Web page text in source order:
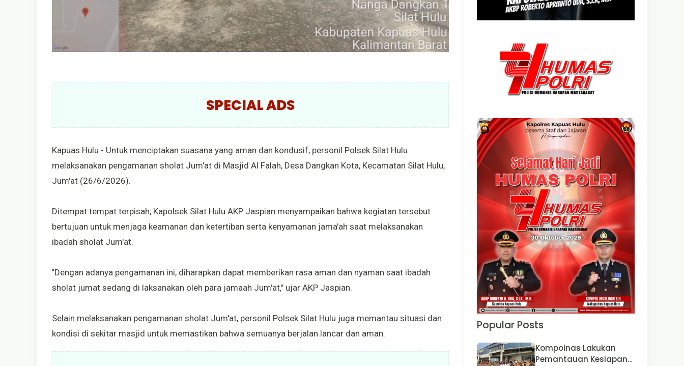
SPECIAL ADS
Kapuas Hulu - Untuk menciptakan suasana yang aman dan kondusif, personil Polsek Silat Hulu
melaksanakan pengamanan sholat Jum'at di Masjid Al Falah, Desa Dangkan Kota, Kecamatan Silat Hulu,
Jum'at (26/6/2026).
Ditempat tempat terpisah, Kapolsek Silat Hulu AKP Jaspian menyampaikan bahwa kegiatan tersebut
bertujuan untuk menjaga keamanan dan ketertiban serta kenyamanan jama'ah saat melaksanakan
ibadah sholat Jum'at.
"Dengan adanya pengamanan ini, diharapkan dapat memberikan rasa aman dan nyaman saat ibadah
sholat jumat sedang di laksanakan oleh para jamaah Jum'at," ujar AKP Jaspian.
Selain melaksanakan pengamanan sholat Jum'at, personil Polsek Silat Hulu juga memantau situasi dan
kondisi di sekitar masjid untuk memastikan bahwa semuanya berjalan lancar dan aman.
Popular Posts
Kompolnas Lakukan
Pemantauan Kesiapan